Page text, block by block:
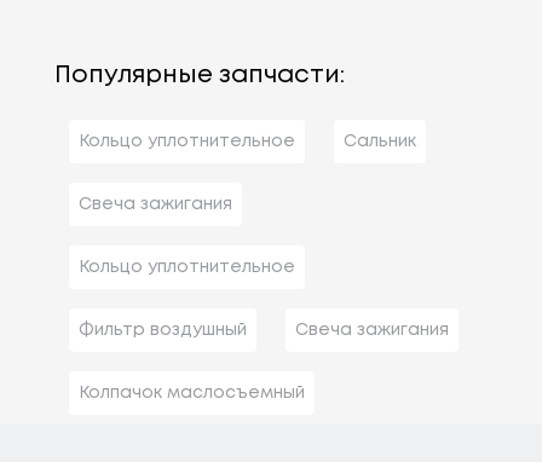
Популярные запчасти:
Кольцо уплотнительное Сальник
Свеча зажигания
Кольцо уплотнительное
Фильтр воздушный Свеча зажигания
Колпачок маслосъемный